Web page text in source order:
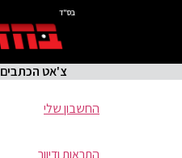
בס"ד
צ'אט הכתבים
החשבון שלי
התראות ודיוור